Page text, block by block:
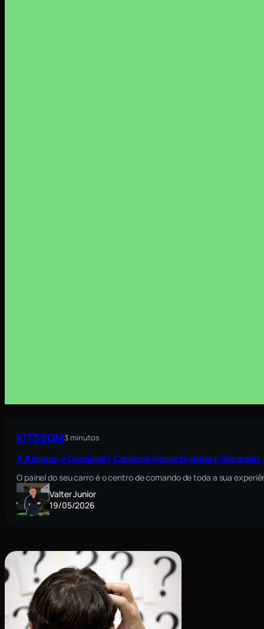
KITSSOM3 minutos
A Kitssom é Confiável? Conheça Nossa História e
O painel do seu carro é o centro de comando de toda a sua
Valter Junior
19/05/2026